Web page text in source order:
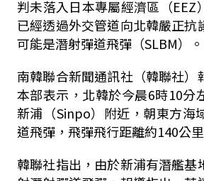
判未落入日本專屬經濟區（EEZ
已經透過外交管道向北韓嚴正抗
可能是潛射彈道飛彈（SLBM）。
南韓聯合新聞通訊社（韓聯社）
本部表示，北韓於今晨6時10分
新浦（Sinpo）附近，朝東方海
道飛彈，飛彈飛行距離約140公里
韓聯社指出，由於新浦有潛艦基